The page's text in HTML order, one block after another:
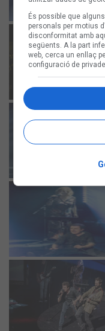
És possible que
personals per motius
disconformitat amb
següents. A la part
web, cerca un enllaç
configuració de